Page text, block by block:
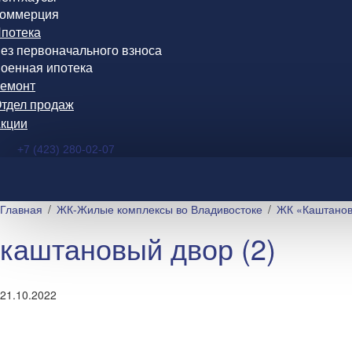
первоначального взноса
ипотека
продаж
+7 (423) 280-02-07
Главная ЖК-Жилые комплексы во Владивостоке ЖК
каштановый двор (2)
21.10.2022